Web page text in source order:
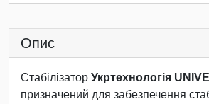
Опис
Стабілізатор Укртехнологія
призначений для забезпечення